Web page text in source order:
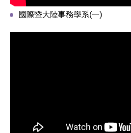
國際暨大陸事務學系(一)